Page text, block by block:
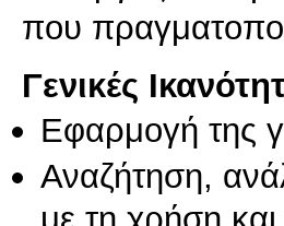
Γενικές
Εφαρμογή της
Αναζήτηση,